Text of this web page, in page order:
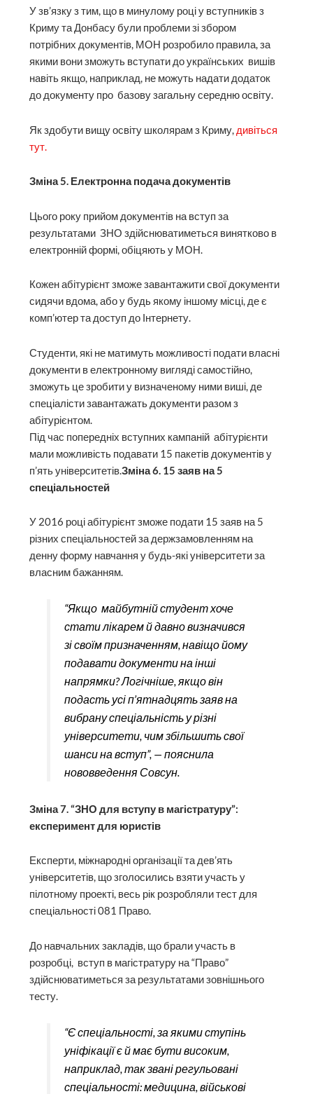
У зв’язку з тим, що в минулому році у вступників з
Криму та Донбасу були проблеми зі збором
потрібних документів, МОН розробило правила, за
якими вони зможуть вступати до українських вишів
навіть якщо, наприклад, не можуть надати додаток
до документу про базову загальну середню освіту.
Як здобути вищу освіту школярам з Криму, дивіться
тут.
Зміна 5. Електронна подача документів
Цього року прийом документів на вступ за
результатами ЗНО здійснюватиметься винятково в
електронній формі, обіцяють у МОН.
Кожен абітурієнт зможе завантажити свої документи
сидячи вдома, або у будь якому іншому місці, де є
комп’ютер та доступ до Інтернету.
Студенти, які не матимуть можливості подати власні
документи в електронному вигляді самостійно,
зможуть це зробити у визначеному ними виші, де
спеціалісти завантажать документи разом з
абітурієнтом.
Під час попередніх вступних кампаній абітурієнти
мали можливість подавати 15 пакетів документів у
п’ять університетів.Зміна 6. 15 заяв на 5
спеціальностей
У 2016 році абітурієнт зможе подати 15 заяв на 5
різних спеціальностей за держзамовленням на
денну форму навчання у будь-які університети за
власним бажанням.
“Якщо майбутній студент хоче
стати лікарем й давно визначився
зі своїм призначенням, навіщо йому
подавати документи на інші
напрямки? Логічніше, якщо він
подасть усі п’ятнадцять заяв на
вибрану спеціальність у різні
університети, чим збільшить свої
шанси на вступ”, — пояснила
нововведення Совсун.
Зміна 7. “ЗНО для вступу в магістратуру”:
експеримент для юристів
Експерти, міжнародні організації та дев’ять
університетів, що зголосились взяти участь у
пілотному проекті, весь рік розробляли тест для
спеціальності 081 Право.
До навчальних закладів, що брали участь в
розробці, вступ в магістратуру на “Право”
здійснюватиметься за результатами зовнішнього
тесту.
“Є спеціальності, за якими ступінь
уніфікації є й має бути високим,
наприклад, так звані регульовані
спеціальності: медицина, військові